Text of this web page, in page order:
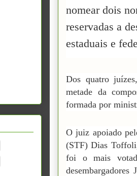
nomear dois
reservadas a
estaduais e
Dos quatro
metade da
formada por
O juiz apoiado
(STF) Dias
foi o mais